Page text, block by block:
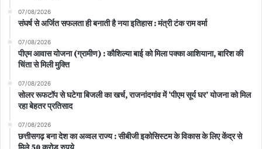
07/08/2026
संघर्ष से अर्जित सफलता ही बनाती है नया इतिहास : मंत्री टंक राम वर्मा
07/08/2026
पीएम आवास योजना (ग्रामीण) : कौशिल्या बाई को मिला पक्का आशियाना, बारिश की
चिंता से मिली मुक्ति
07/08/2026
सोलर रूफटॉप से घटेगा बिजली का खर्च, राजनांदगांव में ‘पीएम सूर्य घर’ योजना को मिल
रहा बेहतर प्रतिसाद
07/08/2026
छत्तीसगढ़ बना देश का अव्वल राज्य : सीबीजी इकोसिस्टम के विकास के लिए केंद्र से